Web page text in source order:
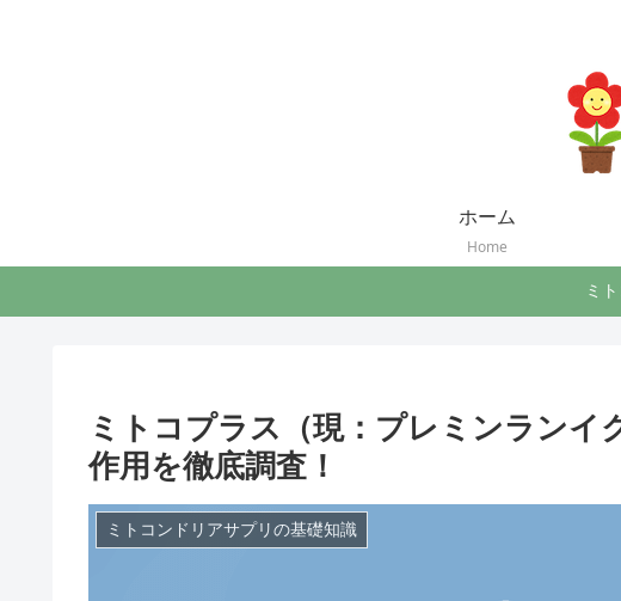
ホーム
Home
ミ
ミトコプラス（現：プレミンランイ
作用を徹底調査！
ミトコンドリアサプリの基礎知識